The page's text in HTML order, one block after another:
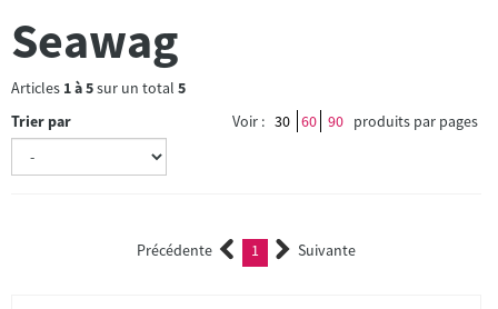
Seawag
Articles 1à5sur un total 5
Trier par
Voir : 30 60 90 produits par pages
Précédente 1 (current)Suivante